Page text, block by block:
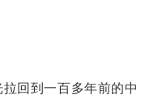
回到一百多年前的中